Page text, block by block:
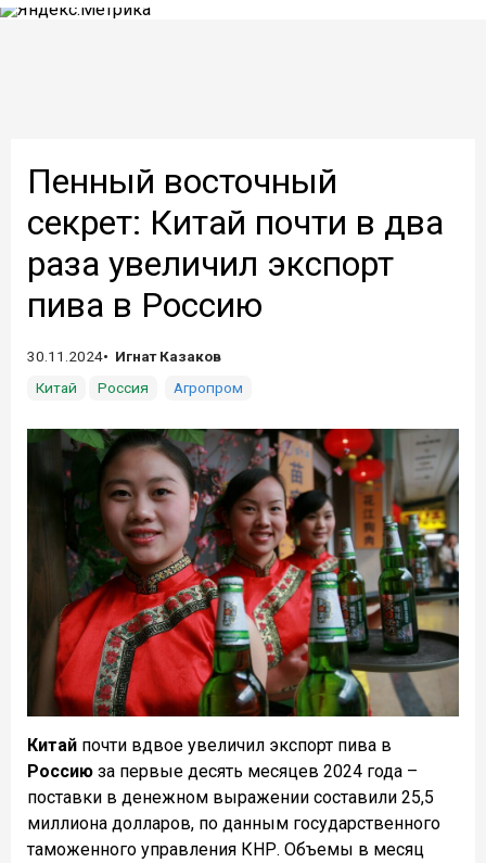
Пенный восточный
секрет: Китай почти в два
раза увеличил экспорт
пива в Россию
30.11.2024
Игнат Казаков
Китай
Россия Агропром
Китай почти вдвое увеличил экспорт пива в
Россию за первые десять месяцев 2024 года –
поставки в денежном выражении составили 25,5
миллиона долларов, по данным государственного
таможенного управления КНР. Объемы в месяц